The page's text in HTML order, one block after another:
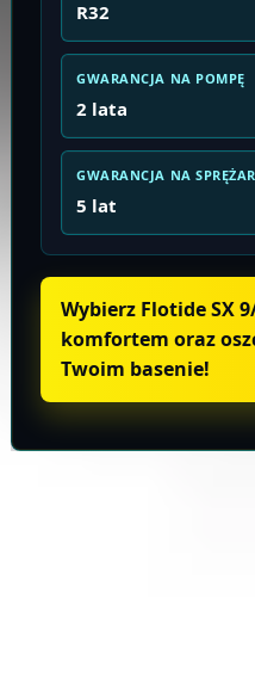
R32
GWARANCJA NA POMPĘ
2 lata
GWARANCJA NA
5 lat
Wybierz Flotide SX
komfortem oraz
Twoim basenie!